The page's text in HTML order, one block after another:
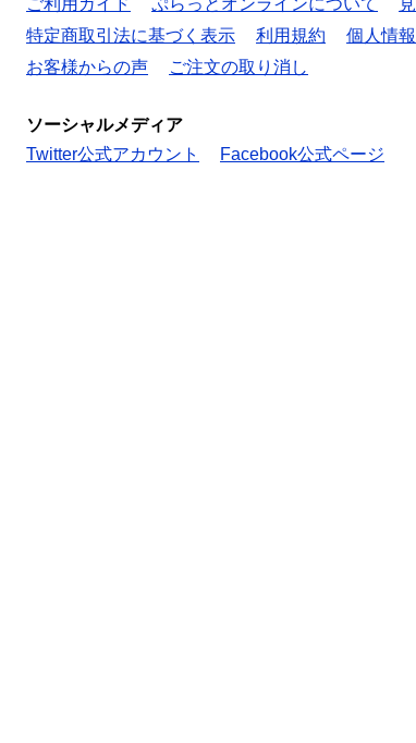
特定商取引法に基づく表示
利用規約 個人情
お客様からの声
ご注文の取り消し
ソーシャルメディア
Twitter公式アカウント
Facebook公式ページ